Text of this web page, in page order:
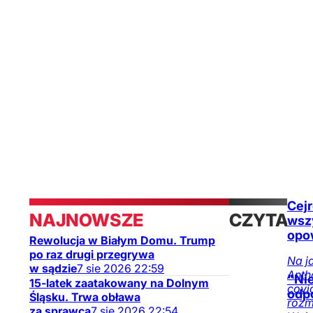
NAJNOWSZE
Rewolucja w Białym Domu. Trump
po raz drugi przegrywa
w sądzie7 sie 2026 22:59
15-latek zaatakowany na Dolnym
Śląsku. Trwa obława
CZYTAJ
Na